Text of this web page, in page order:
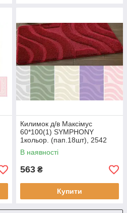
Килимок д/в Максімус
60*100(1) SYMPHONY
1кольор. (пап.18шт), 2542
мигал
В наявності
563 ₴
Купити